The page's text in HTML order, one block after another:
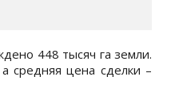
448 тысяч га земли.
средняя цена сделки –